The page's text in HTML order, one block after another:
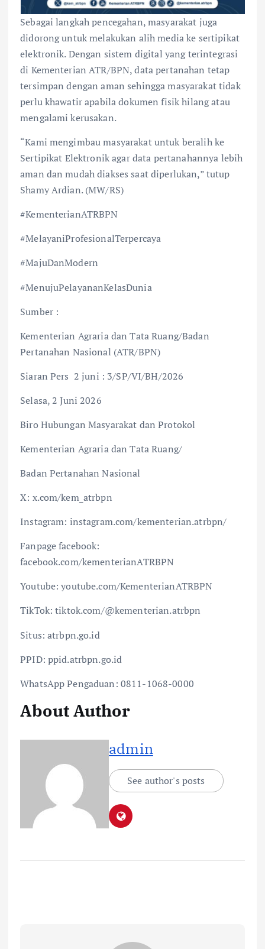
Sebagai langkah pencegahan, masyarakat juga
didorong untuk melakukan alih media ke sertipikat
elektronik. Dengan sistem digital yang terintegrasi
di Kementerian ATR/BPN, data pertanahan tetap
tersimpan dengan aman sehingga masyarakat tidak
perlu khawatir apabila dokumen fisik hilang atau
mengalami kerusakan.
“Kami mengimbau masyarakat untuk beralih ke
Sertipikat Elektronik agar data pertanahannya lebih
aman dan mudah diakses saat diperlukan,” tutup
Shamy Ardian. (MW/RS)
#KementerianATRBPN
#MelayaniProfesionalTerpercaya
#MajuDanModern
#MenujuPelayananKelasDunia
Sumber :
Kementerian Agraria dan Tata Ruang/Badan
Pertanahan Nasional (ATR/BPN)
Siaran Pers 2 juni : 3/SP/VI/BH/2026
Selasa, 2 Juni 2026
Biro Hubungan Masyarakat dan Protokol
Kementerian Agraria dan Tata Ruang/
Badan Pertanahan Nasional
X: x.com/kem_atrbpn
Instagram: instagram.com/kementerian.atrbpn/
Fanpage facebook:
facebook.com/kementerianATRBPN
Youtube: youtube.com/KementerianATRBPN
TikTok: tiktok.com/@kementerian.atrbpn
Situs: atrbpn.go.id
PPID: ppid.atrbpn.go.id
WhatsApp Pengaduan: 0811-1068-0000
About Author
admin
See author's posts